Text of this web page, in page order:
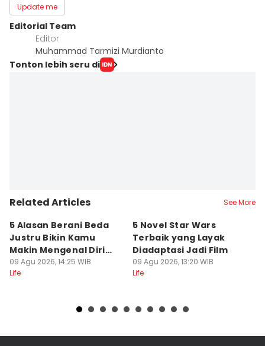
Update me
Editorial Team
Editor
Muhammad Tarmizi Murdianto
Tonton lebih seru di
Related Articles See More
5 Alasan Berani Beda
Justru Bikin Kamu
Makin Mengenal Diri
Sendiri
09 Agu 2026, 14:25 WIB
Life
5 Novel Star Wars
Terbaik yang Layak
Diadaptasi Jadi Film
09 Agu 2026, 13:20 WIB
Life